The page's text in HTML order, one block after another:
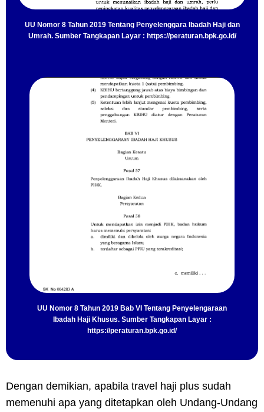
UU Nomor 8 Tahun 2019 Tentang Penyelenggara Ibadah Haji dan
Umrah. Sumber Tangkapan Layar : https://peraturan.bpk.go.id/
UU Nomor 8 Tahun 2019 Bab VI Tentang Penyelengaraan
Ibadah Haji Khusus. Sumber Tangkapan Layar :
https://peraturan.bpk.go.id/
Dengan demikian, apabila travel haji plus sudah
memenuhi apa yang ditetapkan oleh Undang-Undang